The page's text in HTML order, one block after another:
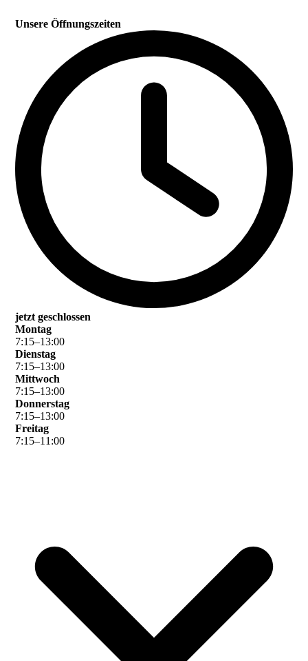
Unsere Öffnungszeiten
jetzt geschlossen
Montag
7:15–13:00
Dienstag
7:15–13:00
Mittwoch
7:15–13:00
Donnerstag
7:15–13:00
Freitag
7:15–11 :00